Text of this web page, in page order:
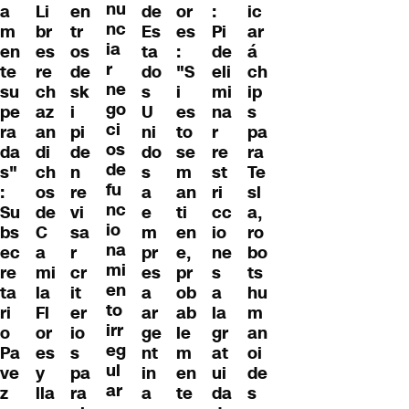
a
m
en
te
su
pe
ra
da
s"
:
Su
bs
ec
re
ta
ri
o
Pa
ve
z
Li
br
es
re
ch
az
an
di
ch
os
de
C
a
mi
la
Fl
or
es
y
lla
en
tr
os
de
sk
i
pi
de
n
re
vi
sa
r
cr
it
er
io
s
pa
ra
nu
nc
ia
r
ne
go
ci
os
de
fu
nc
io
na
mi
en
to
irr
eg
ul
ar
de
Es
ta
do
s
U
ni
do
s
a
e
m
pr
es
a
ar
ge
nt
in
a
or
es
:
"S
i
es
to
se
m
an
ti
en
e,
pr
ob
ab
le
m
en
te
:
Pi
de
eli
mi
na
r
re
st
ri
cc
io
ne
s
a
la
gr
at
ui
da
ic
ar
á
ch
ip
s
pa
ra
Te
sl
a,
ro
bo
ts
hu
m
an
oi
de
s